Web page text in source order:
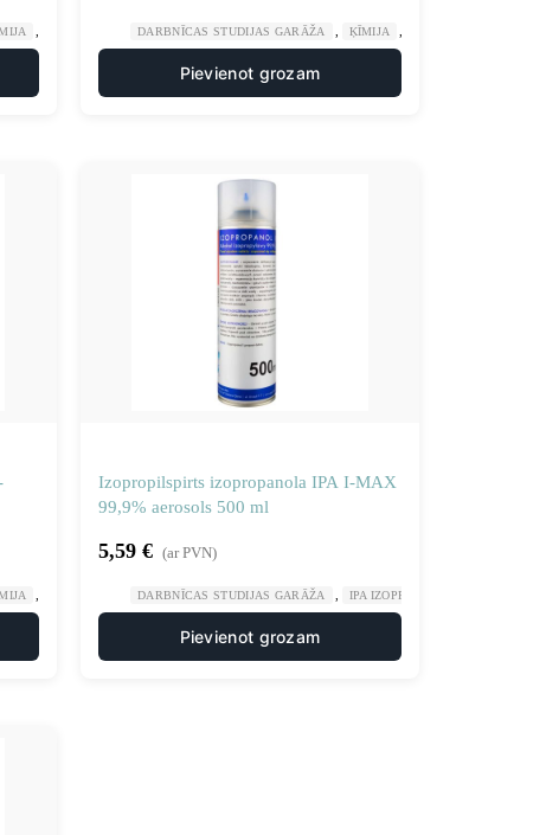
ŠĶIDRUMS DARBNĪCU TĪRĪŠANAS LĪDZEKĻIEM
DARBNĪCAS STUDIJAS GARĀŽA ĶĪMIJA
Pievienot grozam
ŠĶĪDINĀTĀJI ATŠĶAIDĪTĀJI
Izopropilspirts izopropanola IPA I-MAX
99,9% aerosols 500 ml
5,59 € (ar PVN)
DARBNĪCAS STUDIJAS GARĀŽA IPA IZOPROPILSPIRTS
Pievienot grozam